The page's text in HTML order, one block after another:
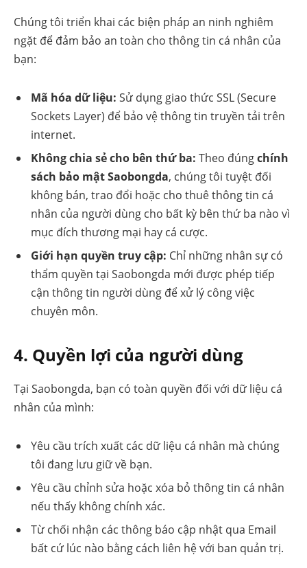
Chúng tôi triển khai các biện pháp an ninh nghiêm
ngặt để đảm bảo an toàn cho thông tin cá nhân của
bạn:
Mã hóa dữ liệu: Sử dụng giao thức SSL (Secure
Sockets Layer) để bảo vệ thông tin truyền tải trên
internet.
Không chia sẻ cho bên thứ ba: Theo đúngchính
sách bảo mật Saobongda, chúng tôi tuyệt đối
không bán, trao đổi hoặc cho thuê thông tin cá
nhân của người dùng cho bất kỳ bên thứ ba nào vì
mục đích thương mại hay cá cược.
Giới hạn quyền truy cập: Chỉ những nhân sự có
thẩm quyền tại Saobongda mới được phép tiếp
cận thông tin người dùng để xử lý công việc
chuyên môn.
4. Quyền lợi của người dùng
Tại Saobongda, bạn có toàn quyền đối với dữ liệu cá
nhân của mình:
Yêu cầu trích xuất các dữ liệu cá nhân mà chúng
tôi đang lưu giữ về bạn.
Yêu cầu chỉnh sửa hoặc xóa bỏ thông tin cá nhân
nếu thấy không chính xác.
Từ chối nhận các thông báo cập nhật qua Email
bất cứ lúc nào bằng cách liên hệ với ban quản trị.